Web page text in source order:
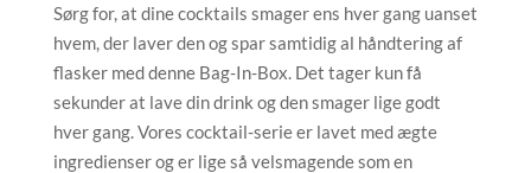
Sørg for, at dine cocktails smager ens hver gang uanset
hvem, der laver den og spar samtidig al håndtering af
flasker med denne Bag-In-Box. Det tager kun få
sekunder at lave din drink og den smager lige godt
hver gang. Vores cocktail-serie er lavet med ægte
ingredienser og er lige så velsmagende som en